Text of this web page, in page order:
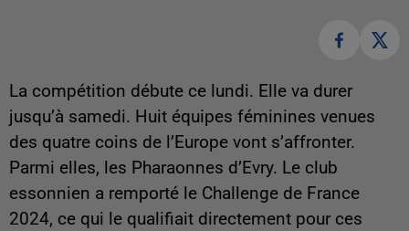
La compétition débute ce lundi. Elle va durer
jusqu’à samedi. Huit équipes féminines venues
des quatre coins de l’Europe vont s’affronter.
Parmi elles, les Pharaonnes d’Evry. Le club
essonnien a remporté le Challenge de France
2024, ce qui le qualifiait directement pour ces